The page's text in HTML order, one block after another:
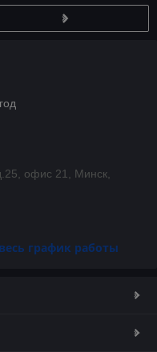
офис 21, Минск,
график работы